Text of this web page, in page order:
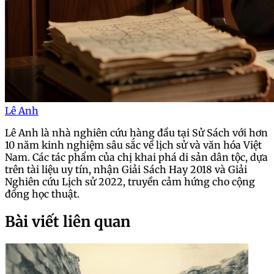
Lê Anh
Lê Anh là nhà nghiên cứu hàng đầu tại Sử Sách với hơn
10 năm kinh nghiệm sâu sắc về lịch sử và văn hóa Việt
Nam. Các tác phẩm của chị khai phá di sản dân tộc, dựa
trên tài liệu uy tín, nhận Giải Sách Hay 2018 và Giải
Nghiên cứu Lịch sử 2022, truyền cảm hứng cho cộng
đồng học thuật.
Bài viết liên quan